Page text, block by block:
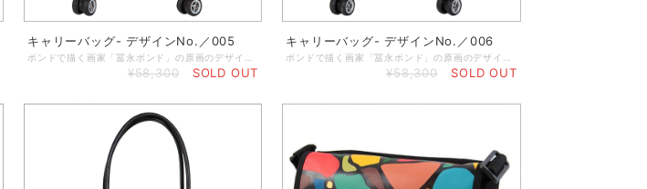
キャリーバッグ- デザインNo.／005
¥58,300 SOLD OUT
キャリーバッグ- デザインNo.／006
¥58,300 SOLD OUT